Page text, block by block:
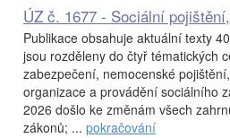
ÚZ č. 1677 - Sociální
Publikace obsahuje aktuální texty
jsou rozděleny do čtyř tématických
zabezpečení, nemocenské
organizace a provádění sociálního
2026 došlo ke změnám všech
zákonů; ... pokračování